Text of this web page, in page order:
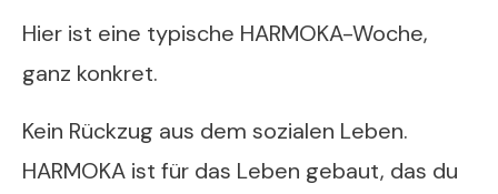
Hier ist eine typische HARMOKA-Woche,
ganz konkret.
Kein Rückzug aus dem sozialen Leben.
HARMOKA ist für das Leben gebaut, das du